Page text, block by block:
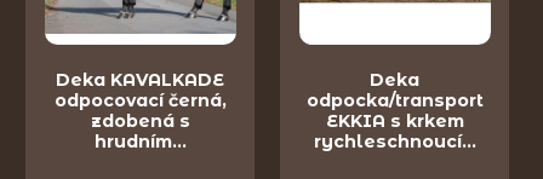
Deka KAVALKADE
odpocovací černá,
zdobená s
hrudním…
Deka
odpocka/transport
EKKIA s krkem
rychleschnoucí…